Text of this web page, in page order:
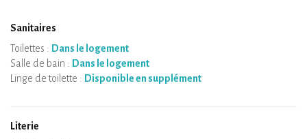
Sanitaires
Toilettes : Dans le logement
Salle de bain : Dans le logement
Linge de toilette : Disponible en supplément
Literie